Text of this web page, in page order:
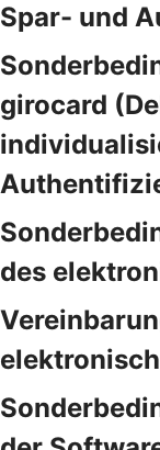
Spar- und
girocard
des